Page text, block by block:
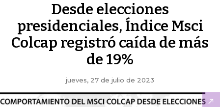
Desde elecciones
presidenciales, Índice Msci
Colcap registró caída de más
de 19%
jueves, 27 de julio de 2023